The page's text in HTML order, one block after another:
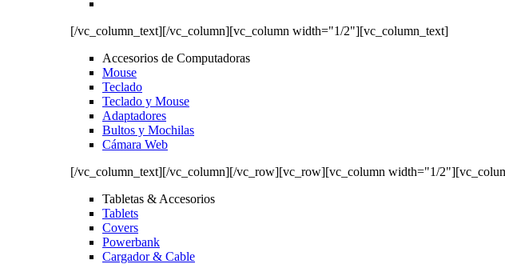
[/vc_column_text][/vc_column][vc_column width="1/2"][vc_column_text]
Accesorios de Computadoras
Mouse
Teclado
Teclado y Mouse
Adaptadores
Bultos y Mochilas
Cámara Web
[/vc_column_text][/vc_column][/vc_row][vc_row][vc_column width="1/
Tabletas & Accesorios
Tablets
Covers
Powerbank
Cargador & Cable